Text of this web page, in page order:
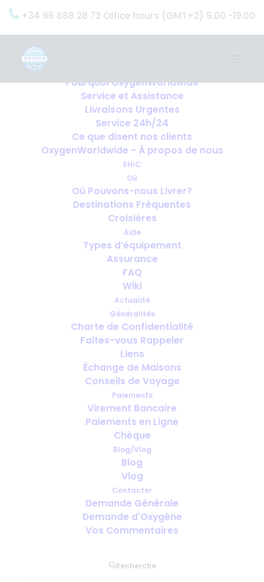
+34 96 688 28 73 Office hours (GMT+2) 9.00 -19.00
OxygenWorldwide (Ce que nous faisons)
Pourquoi OxygenWorldwide
Service et Assistance
Livraisons Urgentes
Service 24h/24
Ce que disent nos clients
OxygenWorldwide - À propos de nous
EHIC
Où
Où Pouvons-nous Livrer?
Destinations Fréquentes
Croisières
Aide
Types d’équipement
Assurance
FAQ
Wiki
Actualité
Généralités
Charte de Confidentialité
Faites-vous Rappeler
Liens
Échange de Maisons
Conseils de Voyage
Paiements
Virement Bancaire
Paiements en Ligne
Chèque
Blog/Vlog
Blog
Vlog
Contacter
Demande Générale
Demande d'Oxygène
Vos Commentaires
Recherche
Accueil
Remarques Importantes Concernant Les Demandes
D'oxygène
Remarques Importantes
Concernant Les Demandes
D'oxygène
Veuillez prendre note des remarques importantes
suivantes lors de votre demande de service
pays, nous ne pouvons pas desservir toutes les